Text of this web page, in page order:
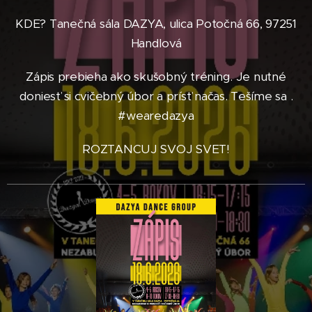
KDE? Tanečná sála DAZYA, ulica Potočná 66, 97251
Handlová
Zápis prebieha ako skušobný tréning. Je nutné
doniesť si cvičebný úbor a prísť načas. Tešíme sa .
#wearedazya
ROZTANCUJ SVOJ SVET!